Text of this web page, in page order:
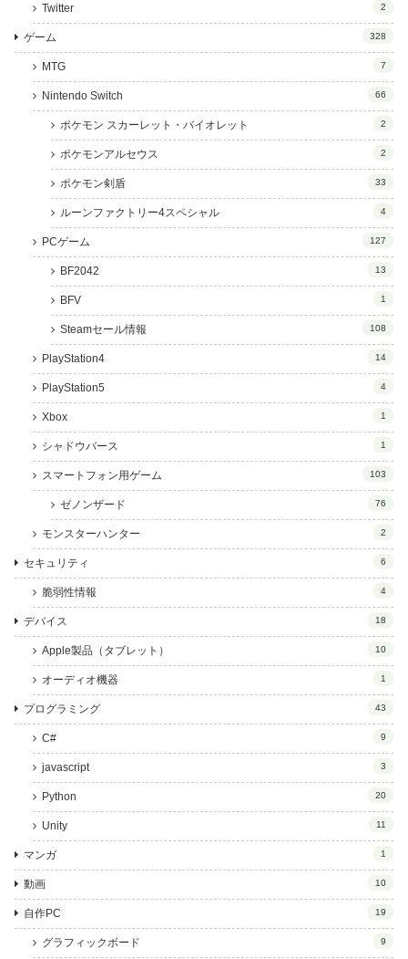
Twitter 2
ゲーム 328
MTG 7
Nintendo Switch 66
ポケモン スカーレット・バイオレット 2
ポケモンアルセウス 2
ポケモン剣盾 33
ルーンファクトリー4スペシャル 4
PCゲーム 127
BF2042 13
BFV 1
Steamセール情報 108
PlayStation4 14
PlayStation5 4
Xbox 1
シャドウバース 1
スマートフォン用ゲーム 103
ゼノンザード 76
モンスターハンター 2
セキュリティ 6
脆弱性情報 4
デバイス 18
Apple製品（タブレット） 10
オーディオ機器 1
プログラミング 43
C# 9
javascript 3
Python 20
Unity 11
マンガ 1
動画 10
自作PC 19
グラフィックボード 9